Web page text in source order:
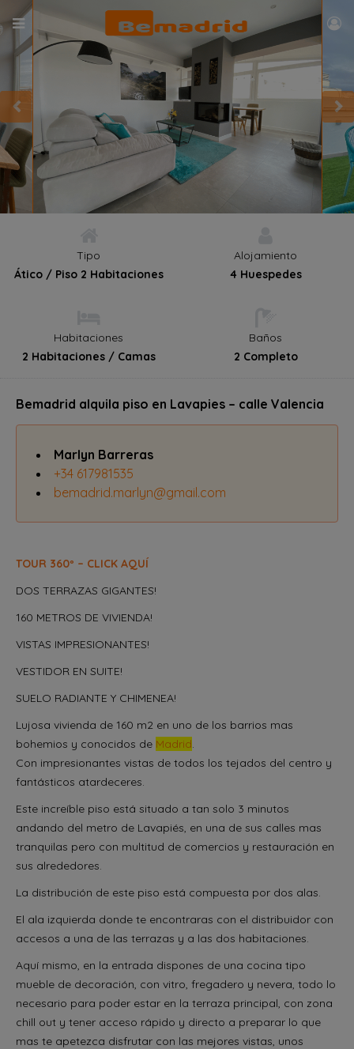
Tipo
Ático / Piso 2 Habitaciones
Alojamiento
4 Huespedes
Habitaciones
2 Habitaciones / Camas
Baños
2 Completo
Bemadrid alquila piso en Lavapies – calle Valencia
Marlyn Barreras
+34 617981535
bemadrid.marlyn@gmail.com
TOUR 360º – CLICK AQUÍ
DOS TERRAZAS GIGANTES!
160 METROS DE VIVIENDA!
VISTAS IMPRESIONANTES!
VESTIDOR EN SUITE!
SUELO RADIANTE Y CHIMENEA!
Lujosa vivienda de 160 m2 en uno de los barrios mas
bohemios y conocidos de Madrid.
Con impresionantes vistas de todos los tejados del centro y
fantásticos atardeceres.
Este increíble piso está situado a tan solo 3 minutos
andando del metro de Lavapiés, en una de sus calles mas
tranquilas pero con multitud de comercios y restauración en
sus alrededores.
La distribución de este piso está compuesta por dos alas.
El ala izquierda donde te encontraras con el distribuidor con
accesos a una de las terrazas y a las dos habitaciones.
Aquí mismo, en la entrada dispones de una cocina tipo
mueble de decoración, con vitro, fregadero y nevera, todo lo
necesario para poder estar en la terraza principal, con zona
chill out y tener acceso rápido y directo a preparar lo que
mas te apetezca disfrutar con las mejores vistas, unos